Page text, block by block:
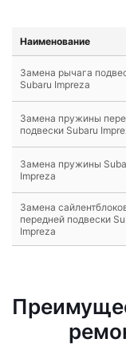
Наименование
Замена рычага
Subaru Impreza
Замена пружины
подвески Subaru
Замена пружины
Impreza
Замена
передней подвески
Impreza